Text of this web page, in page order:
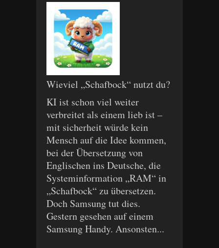
Wieviel „Schafbock“ nutzt du?
KI ist schon viel weiter
verbreitet als einem lieb ist –
mit sicherheit würde kein
Mensch auf die Idee kommen,
bei der Übersetzung von
Englischen ins Deutsche, die
Systeminformation „RAM“ in
„Schafbock“ zu übersetzen.
Doch Samsung tut dies.
Gestern gesehen auf einem
Samsung Handy. Ansonsten...